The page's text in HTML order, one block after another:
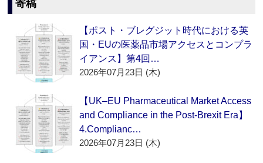
寄稿
【ポスト・ブレグジット時代における英
国・EUの医薬品市場アクセスとコンプラ
イアンス】第4回…
2026年07月23日 (木)
【UK–EU Pharmaceutical Market Access
and Compliance in the Post-Brexit Era】
4.Complianc…
2026年07月23日 (木)